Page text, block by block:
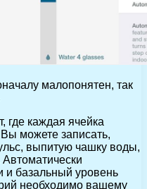
малопонятен, так
где каждая ячейка
можете записать,
выпитую чашку воды,
и базальный уровень
необходимо вашему